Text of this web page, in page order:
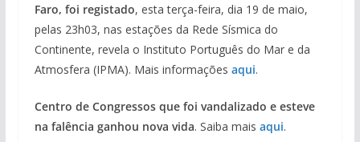
Faro, foi registado, esta terça-feira, dia 19 de maio,
pelas 23h03, nas estações da Rede Sísmica do
Continente, revela o Instituto Português do Mar e da
Atmosfera (IPMA). Mais informações aqui.
Centro de Congressos que foi vandalizado e esteve
na falência ganhou nova vida. Saiba mais aqui.